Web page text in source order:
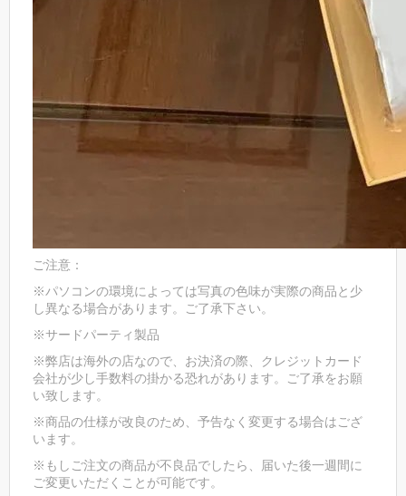
ご注意：
※パソコンの環境によっては写真の色味が実際の商品と少
し異なる場合があります。ご了承下さい。
※サードパーティ製品
※弊店は海外の店なので、お決済の際、クレジットカード
会社が少し手数料の掛かる恐れがあります。ご了承をお願
い致します。
※商品の仕様が改良のため、予告なく変更する場合はござ
います。
※もしご注文の商品が不良品でしたら、届いた後一週間に
ご変更いただくことが可能です。